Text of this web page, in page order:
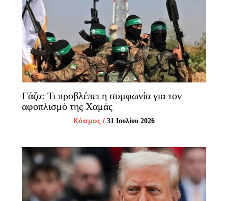
Γάζα: Τι προβλέπει η συμφωνία για τον
αφοπλισμό της Χαμάς
Κόσμος / 31 Ιουλίου 2026